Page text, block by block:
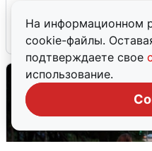
На информационном
cookie-файлы.
подтверждаете свое
использование.
6 августа 0